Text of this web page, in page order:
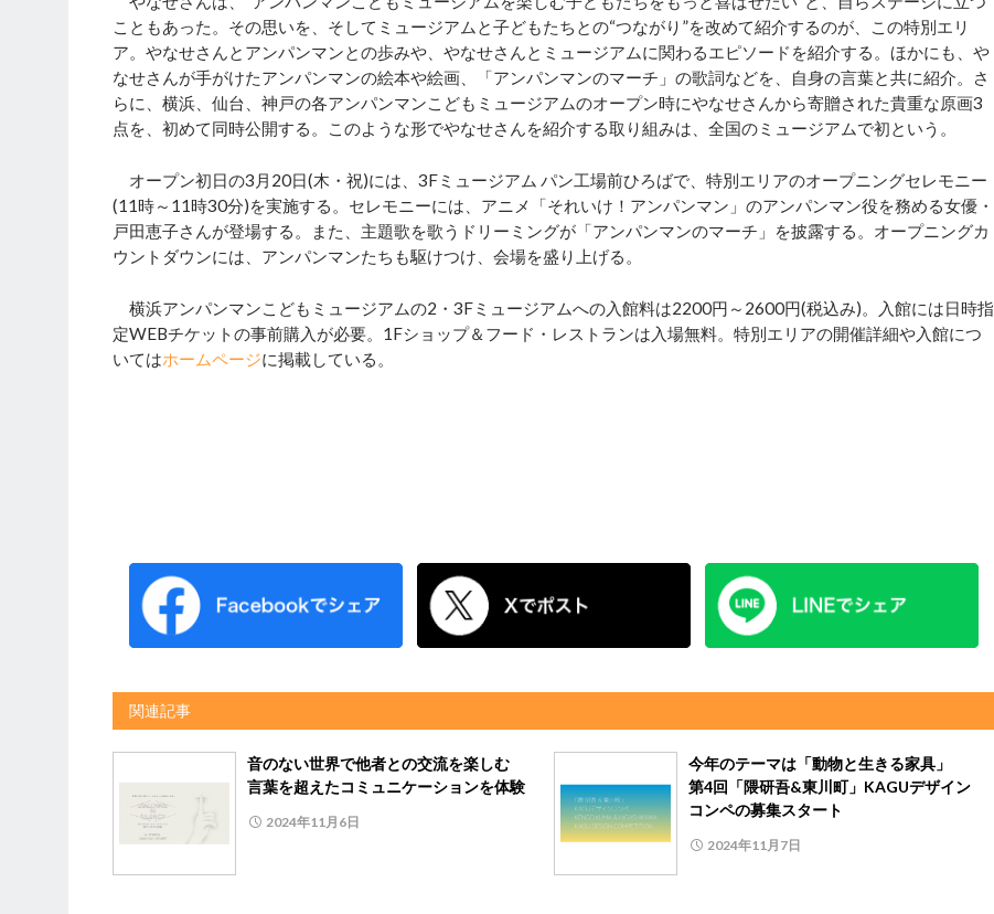
こともあった。その思いを、そしてミュージアムと子どもたちとの“つながり”を改めて紹介するのが、この特別エリ
ア。やなせさんとアンパンマンとの歩みや、やなせさんとミュージアムに関わるエピソードを紹介する。ほかにも、や
なせさんが手がけたアンパンマンの絵本や絵画、「アンパンマンのマーチ」の歌詞などを、自身の言葉と共に紹介。さ
らに、横浜、仙台、神戸の各アンパンマンこどもミュージアムのオープン時にやなせさんから寄贈された貴重な原画3
点を、初めて同時公開する。このような形でやなせさんを紹介する取り組みは、全国のミュージアムで初という。
オープン初日の3月20日(木・祝)には、3Fミュージアム パン工場前ひろばで、特別エリアのオープニングセレモニー
(11時～11時30分)を実施する。セレモニーには、アニメ「それいけ！アンパンマン」のアンパンマン役を務める女優・
戸田恵子さんが登場する。また、主題歌を歌うドリーミングが「アンパンマンのマーチ」を披露する。オープニングカ
ウントダウンには、アンパンマンたちも駆けつけ、会場を盛り上げる。
横浜アンパンマンこどもミュージアムの2・3Fミュージアムへの入館料は2200円～2600円(税込み)。入館には日時指
定WEBチケットの事前購入が必要。1Fショップ＆フード・レストランは入場無料。特別エリアの開催詳細や入館につ
いてはホームページに掲載している。
関連記事
音のない世界で他者との交流を楽しむ
言葉を超えたコミュニケーションを体験
2024年11月6日
今年のテーマは「動物と生きる家具」
第4回「隈研吾&東川町」KAGUデザイン
コンペの募集スタート
2024年11月7日